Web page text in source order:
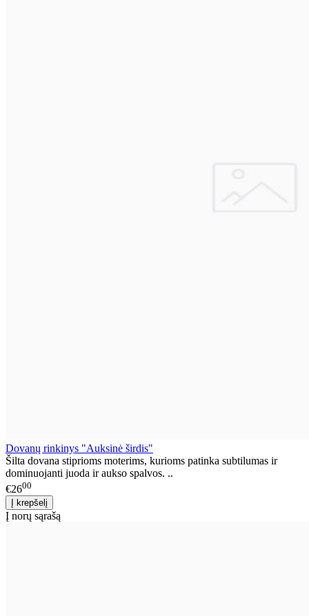
Dovanų rinkinys "Auksinė širdis"
Šilta dovana stiprioms moterims, kurioms patinka subtilumas ir
dominuojanti juoda ir aukso spalvos. ..
€2600
Į norų sąrašą